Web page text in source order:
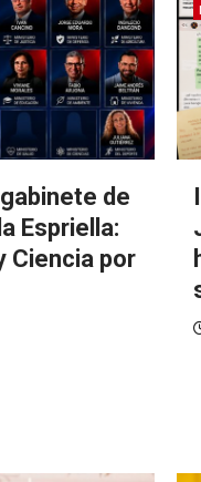
de
Espriella:
Ciencia por